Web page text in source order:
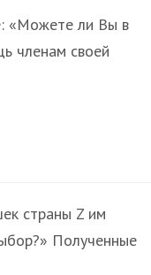
«Можете ли Вы в
членам своей
страны Z им
Полученные